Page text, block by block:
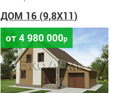
ДОМ 16 (9,8X11)
от 4 980 000р